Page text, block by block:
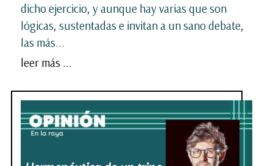
dicho ejercicio, y aunque hay varias que son
lógicas, sustentadas e invitan a un sano debate,
las más...
leer más ...